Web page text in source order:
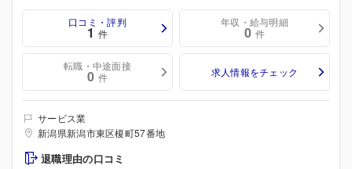
口コミ・評判
1 件
年収・給与明細
0 件
転職・中途面接
0 件 求人情報をチェック
サービス業
新潟県新潟市東区榎町57番地
退職理由の口コミ